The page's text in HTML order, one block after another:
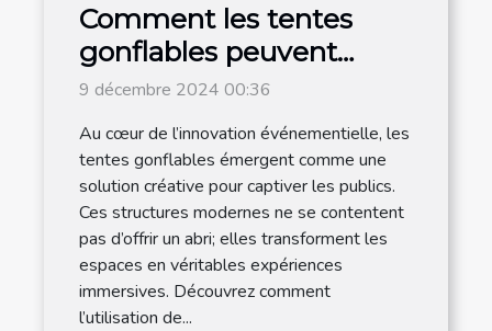
Comment les tentes
gonflables peuvent
dynamiser vos
9 décembre 2024 00:36
Au cœur de l’innovation événementielle, les
tentes gonflables émergent comme une
solution créative pour captiver les publics.
Ces structures modernes ne se contentent
pas d’offrir un abri; elles transforment les
espaces en véritables expériences
immersives. Découvrez comment
l’utilisation de...